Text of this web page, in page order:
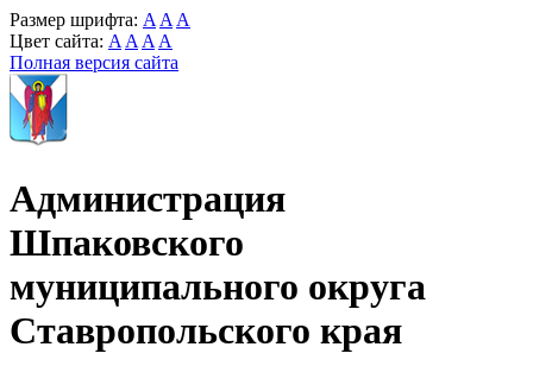
Размер шрифта: A A A
Цвет сайта: A A A A
Полная версия сайта
Администрация
Шпаковского
муниципального округа
Ставропольского края